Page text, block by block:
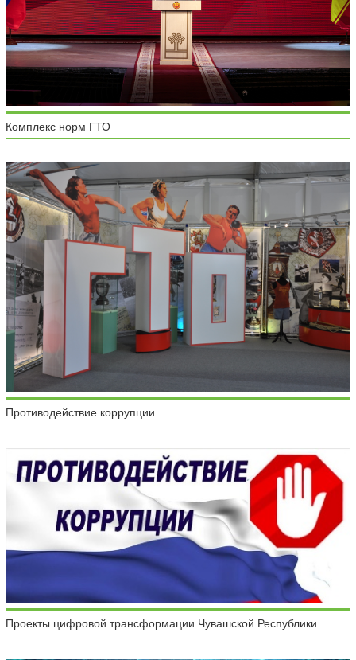
Комплекс норм ГТО
Противодействие коррупции
Проекты цифровой трансформации Чувашской Республики